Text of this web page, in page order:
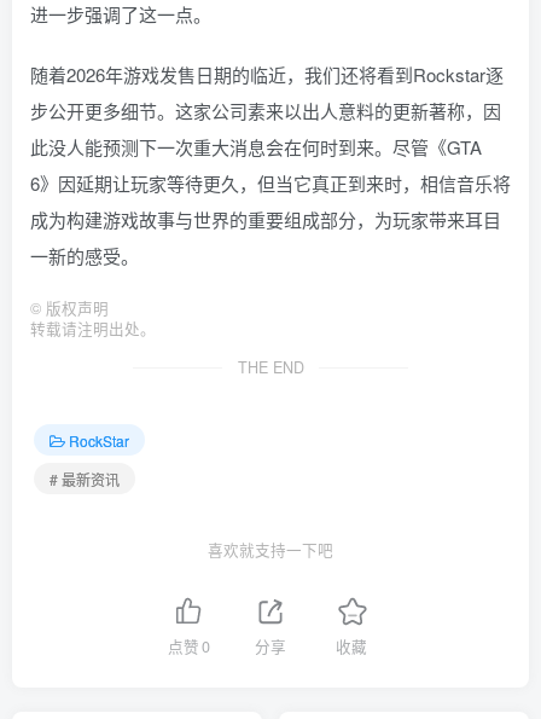
进一步强调了这一点。
随着2026年游戏发售日期的临近，我们还将看到Rockstar逐
步公开更多细节。这家公司素来以出人意料的更新著称，因
此没人能预测下一次重大消息会在何时到来。尽管《GTA
6》因延期让玩家等待更久，但当它真正到来时，相信音乐将
成为构建游戏故事与世界的重要组成部分，为玩家带来耳目
一新的感受。
© 版权声明
转载请注明出处。
THE END
RockStar
# 最新资讯
喜欢就支持一下吧
点赞0 分享 收藏